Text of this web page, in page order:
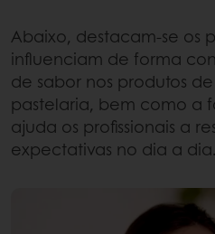
Abaixo, destacam-se os
influenciam de forma
de sabor nos produtos
pastelaria, bem como a
ajuda os profissionais a
expectativas no dia a dia.